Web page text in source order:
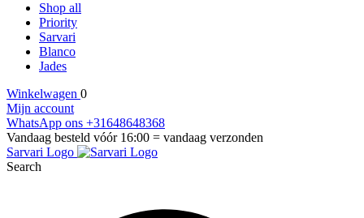
Shop all
Priority
Sarvari
Blanco
Jades
Winkelwagen 0
Mijn account
WhatsApp ons +31648648368
Vandaag besteld vóór 16:00 = vandaag verzonden
Sarvari Logo
Search